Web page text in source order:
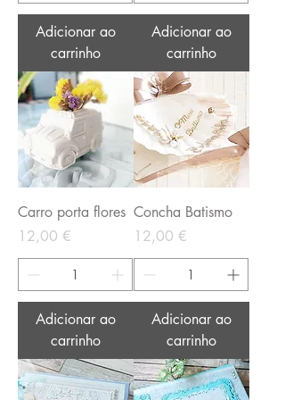
Adicionar ao
carrinho
Adicionar ao
carrinho
Carro porta flores
Preço
12,00 €
Adicionar ao
carrinho
Concha Batismo
Preço
12,00 €
Adicionar ao
carrinho